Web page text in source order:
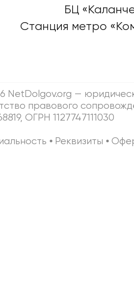
БЦ
Станция метро
NetDolgov.org —
правового
ОГРН 1127747111030
⦁ Реквизиты ⦁